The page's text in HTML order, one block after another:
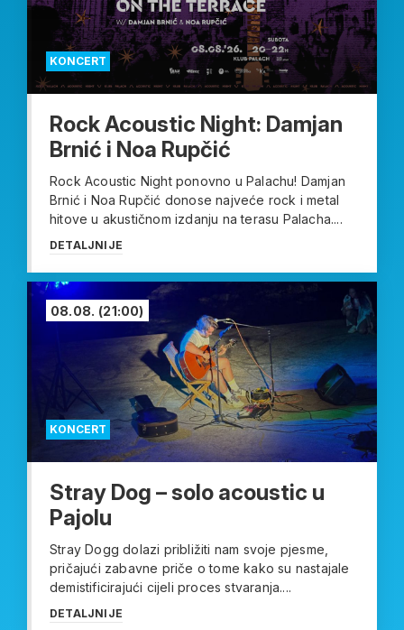
KONCERT
Rock Acoustic Night: Damjan
Brnić i Noa Rupčić
Rock Acoustic Night ponovno u Palachu! Damjan
Brnić i Noa Rupčić donose najveće rock i metal
hitove u akustičnom izdanju na terasu Palacha....
DETALJNIJE
KONCERT
08.08. (21:00)
Stray Dog – solo acoustic u
Pajolu
Stray Dogg dolazi približiti nam svoje pjesme,
pričajući zabavne priče o tome kako su nastajale
demistificirajući cijeli proces stvaranja....
DETALJNIJE